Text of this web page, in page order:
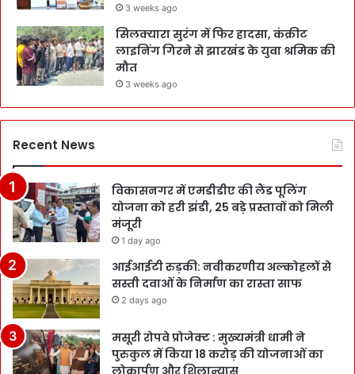
3 weeks ago
सिलक्यारा सुरंग में फिर हादसा, कंक्रीट
लाइनिंग गिरने से झारखंड के युवा श्रमिक की
मौत
3 weeks ago
Recent News
विकासनगर में एमडीडीए की लैंड पूलिंग
योजना को हरी झंडी, 25 बड़े प्रस्तावों को मिली
मंजूरी
1 day ago
आईआईटी रुड़की: नवीकरणीय अल्कोहलों से
सस्ती दवाओं के निर्माण का रास्ता साफ
2 days ago
मसूरी रोपवे प्रोजेक्ट : मुख्‍यमंत्री धामी ने
पुरुकुल में किया 18 करोड़ की योजनाओं का
लोकार्पण और शिलान्यास